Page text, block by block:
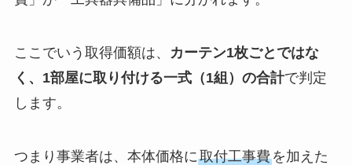
ここでいう取得価額は、
カーテン1枚ごとではな
く、1部屋に取り付ける一式（1組）の合計で判定
します。
つまり事業者は、本体価格に取付工事費を加えた